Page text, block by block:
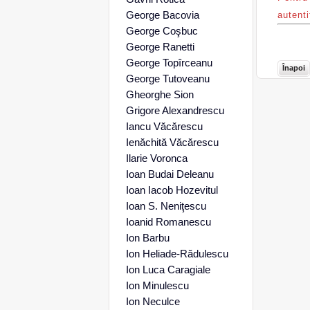
Înapoi
George Bacovia
George Coşbuc
George Ranetti
George Topîrceanu
George Tutoveanu
Gheorghe Sion
Grigore Alexandrescu
Iancu Văcărescu
Ienăchită Văcărescu
Ilarie Voronca
Ioan Budai Deleanu
Ioan Iacob Hozevitul
Ioan S. Neniţescu
Ioanid Romanescu
Ion Barbu
Ion Heliade-Rădulescu
Ion Luca Caragiale
Ion Minulescu
Ion Neculce